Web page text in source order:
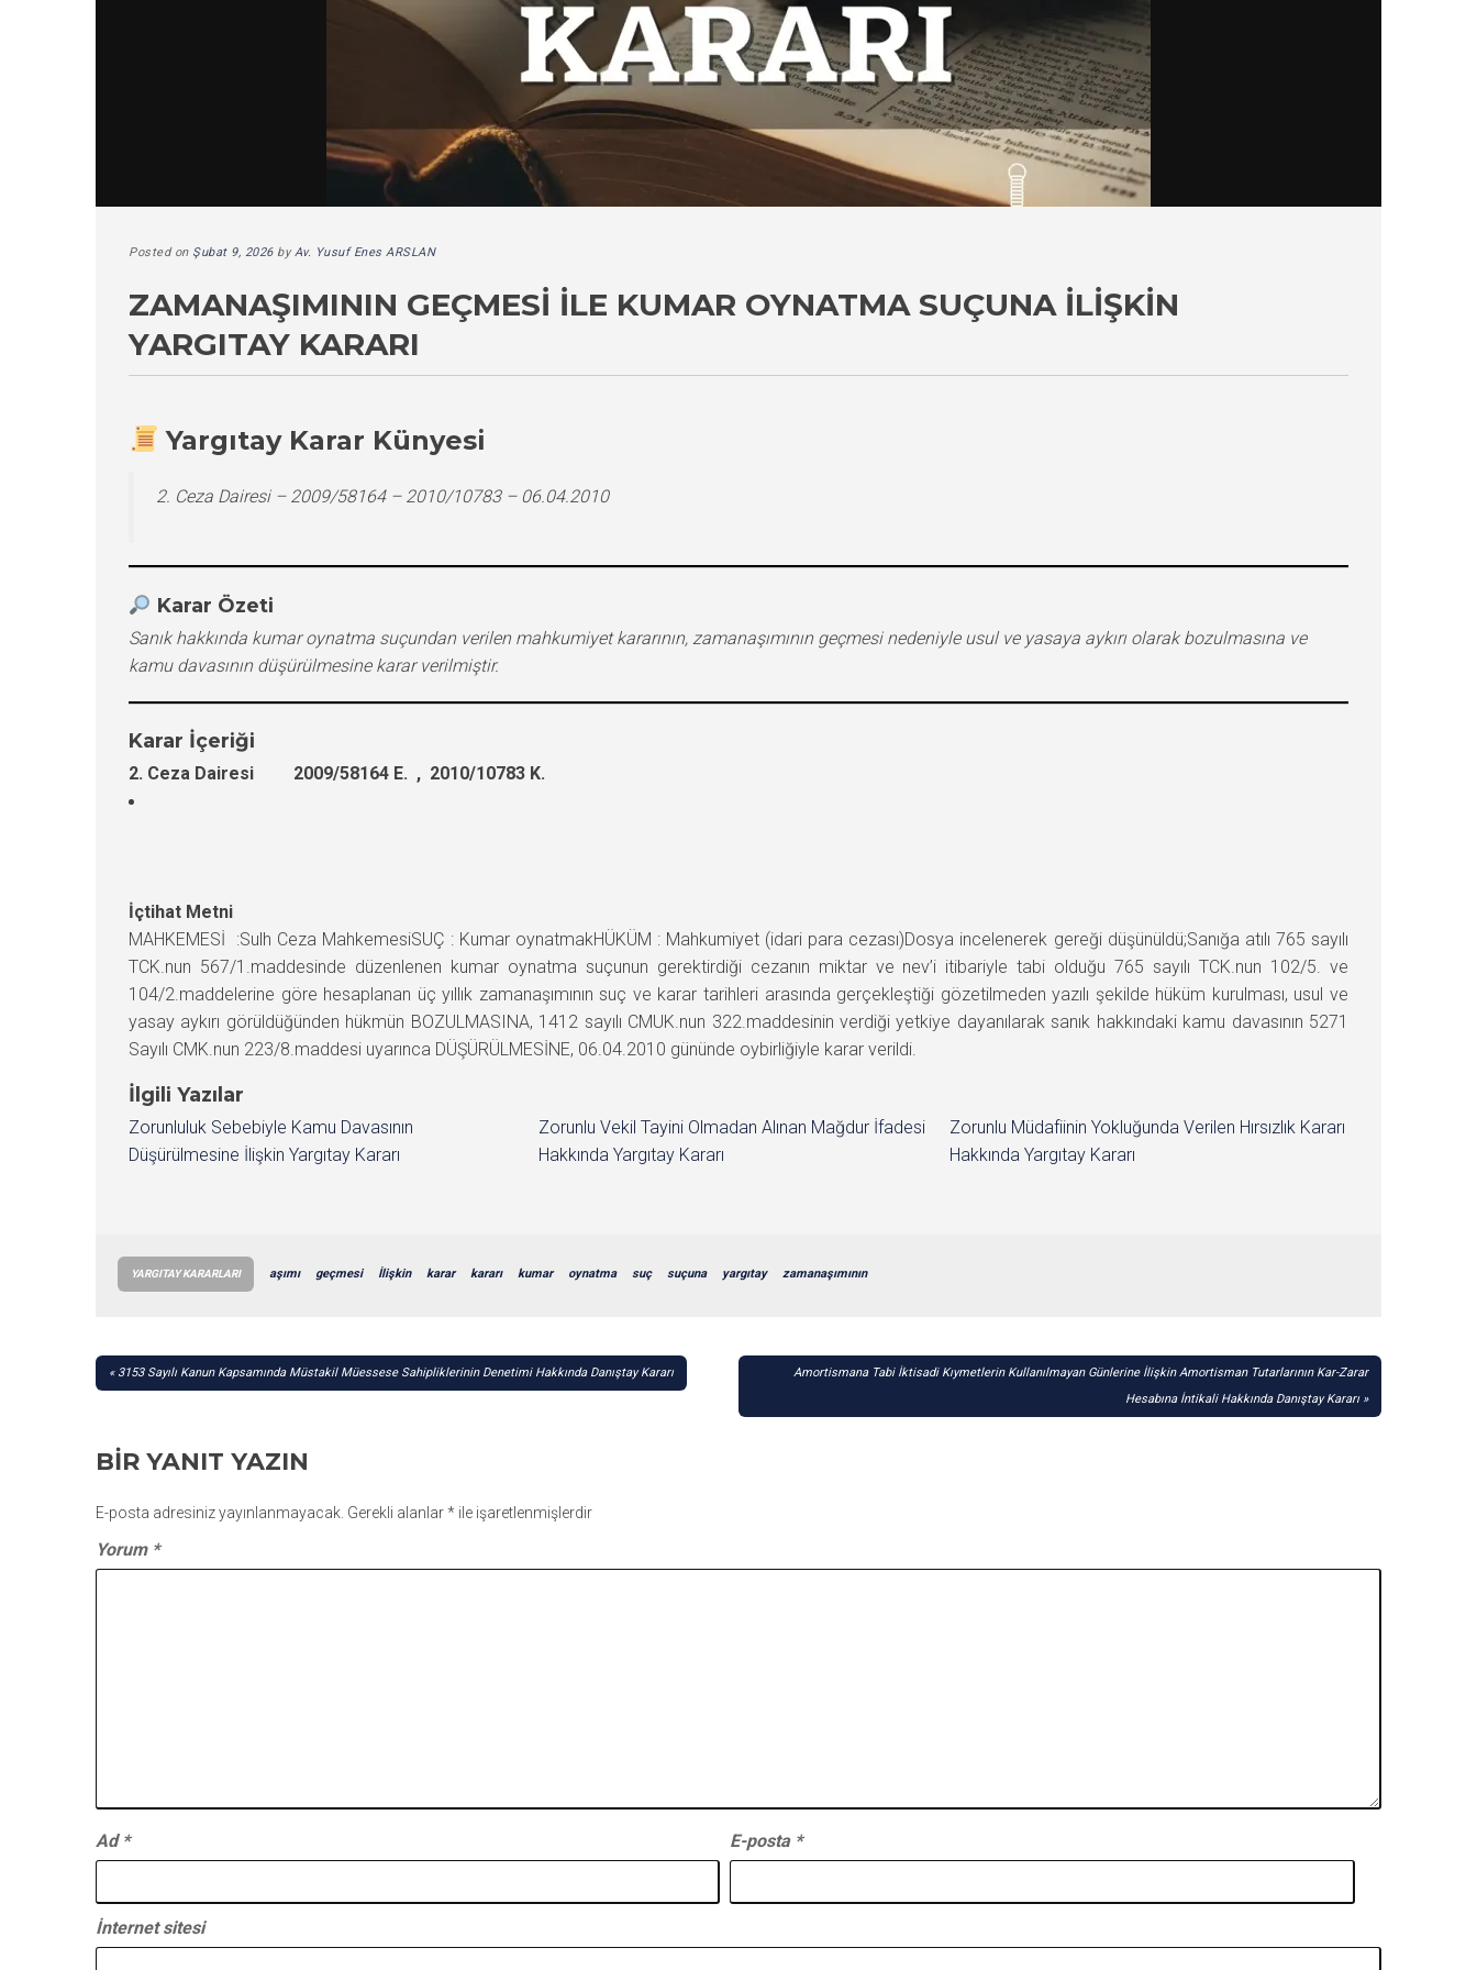
Posted on Şubat 9, 2026byAv. Yusuf Enes ARSLAN
ZAMANAŞIMININ GEÇMESI ILE KUMAR OYNATMA SUÇUNA İLIŞKIN
YARGITAY KARARI
Yargıtay Karar Künyesi
2. Ceza Dairesi – 2009/58164 – 2010/10783 – 06.04.2010
Karar Özeti
Sanık hakkında kumar oynatma suçundan verilen mahkumiyet kararının, zamanaşımının geçmesi nedeniyle usul ve yasaya aykırı olarak bozulmasına ve
kamu davasının düşürülmesine karar verilmiştir.
Karar İçeriği
2. Ceza Dairesi 2009/58164 E. , 2010/10783 K.
İçtihat Metni
MAHKEMESİ :Sulh Ceza MahkemesiSUÇ : Kumar oynatmakHÜKÜM : Mahkumiyet (idari para cezası)Dosya incelenerek gereği düşünüldü;Sanığa atılı 765 sayılı
TCK.nun 567/1.maddesinde düzenlenen kumar oynatma suçunun gerektirdiği cezanın miktar ve nev’i itibariyle tabi olduğu 765 sayılı TCK.nun 102/5. ve
104/2.maddelerine göre hesaplanan üç yıllık zamanaşımının suç ve karar tarihleri arasında gerçekleştiği gözetilmeden yazılı şekilde hüküm kurulması, usul ve
yasay aykırı görüldüğünden hükmün BOZULMASINA, 1412 sayılı CMUK.nun 322.maddesinin verdiği yetkiye dayanılarak sanık hakkındaki kamu davasının 5271
Sayılı CMK.nun 223/8.maddesi uyarınca DÜŞÜRÜLMESİNE, 06.04.2010 gününde oybirliğiyle karar verildi.
İlgili Yazılar
Zorunluluk Sebebiyle Kamu Davasının
Düşürülmesine İlişkin Yargıtay Kararı
Zorunlu Vekil Tayini Olmadan Alınan Mağdur İfadesi
Hakkında Yargıtay Kararı
Zorunlu Müdafiinin Yokluğunda Verilen Hırsızlık Kararı
Hakkında Yargıtay Kararı
YARGITAY KARARLARI aşımı geçmesi İlişkin karar kararı kumar oynatma suç suçuna yargıtay zamanaşımının
YAZI
3153 Sayılı Kanun Kapsamında Müstakil Müessese Sahipliklerinin Denetimi Hakkında Danıştay Kararı
Amortismana Tabi İktisadi Kıymetlerin Kullanılmayan Günlerine İlişkin Amortisman Tutarlarının Kar-Zarar
Hesabına İntikali Hakkında Danıştay Kararı
BIR YANIT YAZIN
E-posta adresiniz yayınlanmayacak. Gerekli alanlar* ile işaretlenmişlerdir
Yorum *
Ad * E-posta *
İnternet sitesi